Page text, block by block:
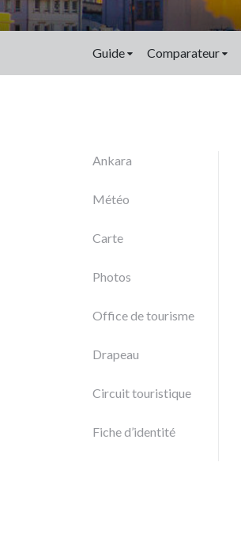
Guide Comparateur
Ankara
Météo
Carte
Photos
Office de tourisme
Drapeau
Circuit touristique
Fiche d’identité